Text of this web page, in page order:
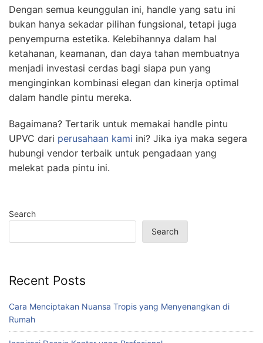
Dengan semua keunggulan ini, handle yang satu ini
bukan hanya sekadar pilihan fungsional, tetapi juga
penyempurna estetika. Kelebihannya dalam hal
ketahanan, keamanan, dan daya tahan membuatnya
menjadi investasi cerdas bagi siapa pun yang
menginginkan kombinasi elegan dan kinerja optimal
dalam handle pintu mereka.
Bagaimana? Tertarik untuk memakai handle pintu
UPVC dari perusahaan kami ini? Jika iya maka segera
hubungi vendor terbaik untuk pengadaan yang
melekat pada pintu ini.
Search
Search
Recent Posts
Cara Menciptakan Nuansa Tropis yang Menyenangkan di
Rumah